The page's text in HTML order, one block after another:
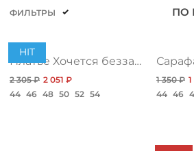
ЖУРНАЛ
О НАС
СКИДКИ
ФИЛЬТРЫ ПО
HIT
Платье Хочется беззаботности, топ
2 305 ₽ 2 051 ₽
44 46 48 50 52 54
1 350 ₽
44 46